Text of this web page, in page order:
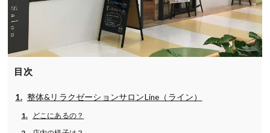
目次
整体&リラクゼーションサロンLine（ライン）
どこにあるの？